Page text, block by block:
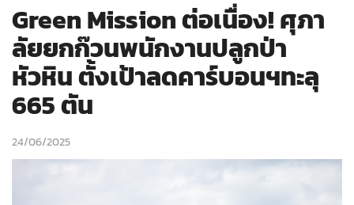
Green Mission ต่อเนื่อง! ศุภา
ลัยยกก๊วนพนักงานปลูกป่า
หัวหิน ตั้งเป้าลดคาร์บอนฯทะลุ
665 ตัน
24/06/2025